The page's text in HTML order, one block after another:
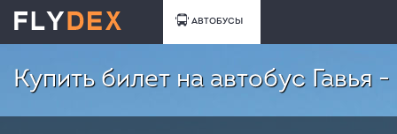
АВТОБУСЫ
Купить билет на автобус Гавья